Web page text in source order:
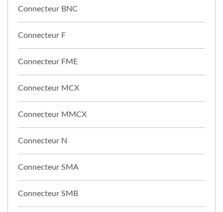
Connecteur BNC
Connecteur F
Connecteur FME
Connecteur MCX
Connecteur MMCX
Connecteur N
Connecteur SMA
Connecteur SMB